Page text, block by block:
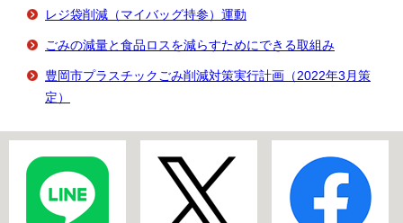
レジ袋削減（マイバッグ持参）運動
ごみの減量と食品ロスを減らすためにできる取組み
豊岡市プラスチックごみ削減対策実行計画（2022年3月策
定）